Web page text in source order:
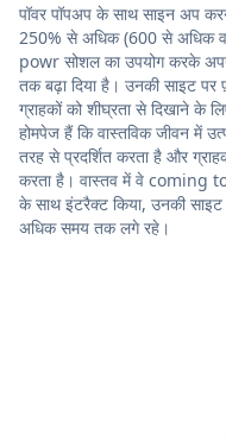
पॉवर पॉपअप के साथ साइन अप
250% से अधिक (600 से अधिक
powr सोशल का उपयोग करके
तक बढ़ा दिया है। उनकी साइट
ग्राहकों को शीघ्रता से दिखाने के
होमपेज हैं कि वास्तविक जीवन में
तरह से प्रदर्शित करता है और
करता है। वास्तव में वे coming to
के साथ इंटरैक्ट किया, उनकी
अधिक समय तक लगे रहे।